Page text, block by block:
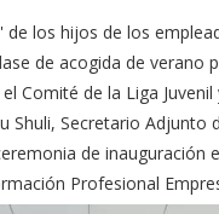
los hijos de los
de acogida de
Comité de la Liga
Secretario
de
Profesional